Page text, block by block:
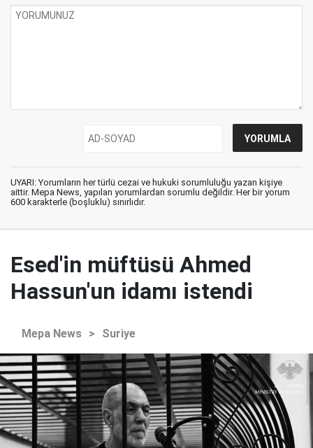
UYARI: Yorumların her türlü cezai ve hukuki sorumluluğu yazan kişiye
aittir. Mepa News, yapılan yorumlardan sorumlu değildir. Her bir yorum
600 karakterle (boşluklu) sınırlıdır.
Esed'in müftüsü Ahmed
Hassun'un idamı istendi
Mepa News > Suriye